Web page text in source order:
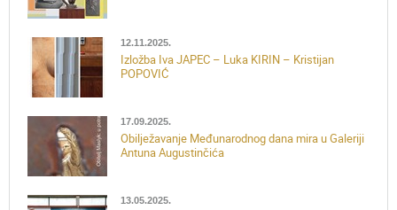
12.11.2025.
Izložba Iva JAPEC – Luka KIRIN – Kristijan
POPOVIĆ
17.09.2025.
Obilježavanje Međunarodnog dana mira u Galeriji
Antuna Augustinčića
13.05.2025.